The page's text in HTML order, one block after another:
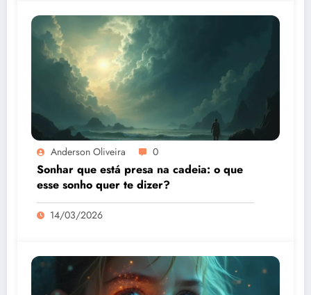
Anderson Oliveira 0
Sonhar que está presa na cadeia: o que
esse sonho quer te dizer?
14/03/2026